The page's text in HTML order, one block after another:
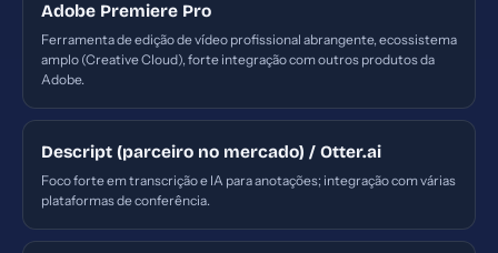
Adobe Premiere Pro
Ferramenta de edição de vídeo profissional abrangente, ecossistema
amplo (Creative Cloud), forte integração com outros produtos da
Adobe.
Descript (parceiro no mercado) / Otter.ai
Foco forte em transcrição e IA para anotações; integração com várias
plataformas de conferência.